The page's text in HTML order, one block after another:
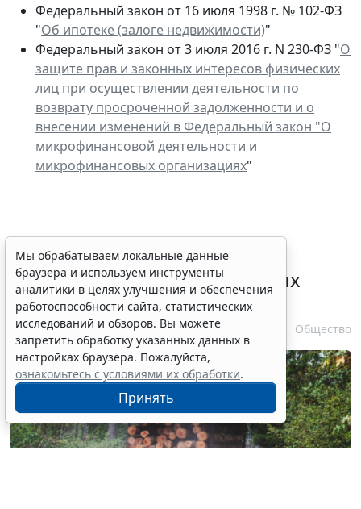
Федеральный закон от 16 июля 1998 г. № 102-ФЗ
"Об ипотеке (залоге недвижимости)"
Федеральный закон от 3 июля 2016 г. N 230-ФЗ "О
защите прав и законных интересов физических
лиц при осуществлении деятельности по
возврату просроченной задолженности и о
внесении изменений в Федеральный закон "О
микрофинансовой деятельности и
микрофинансовых организациях"
Выборочные рубки леса для
строительства рекреационных
объектов запретили
6 августа 2026 16:41 Общество
Мы обрабатываем локальные данные
браузера и используем инструменты
аналитики в целях улучшения и обеспечения
работоспособности сайта, статистических
исследований и обзоров. Вы можете
запретить обработку указанных данных в
настройках браузера. Пожалуйста,
ознакомьтесь с условиями их обработки.
Принять